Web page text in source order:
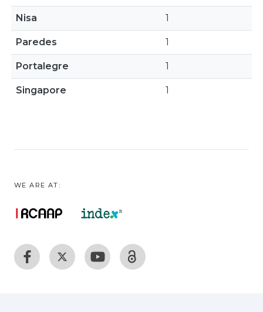
Nisa 1
Paredes 1
Portalegre 1
Singapore 1
WE ARE AT: